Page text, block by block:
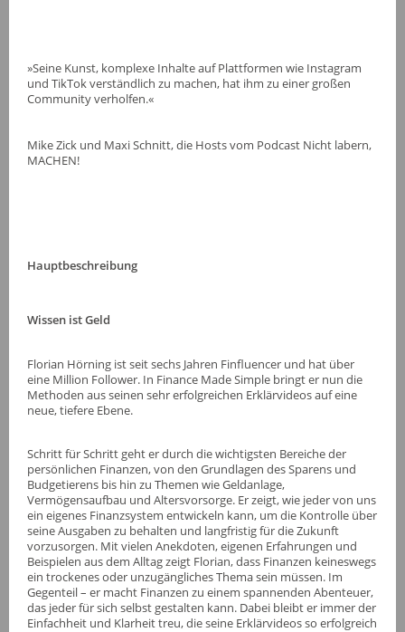
»Seine Kunst, komplexe Inhalte auf Plattformen wie Instagram
und TikTok verständlich zu machen, hat ihm zu einer großen
Community verholfen.«
Mike Zick und Maxi Schnitt, die Hosts vom Podcast Nicht labern,
MACHEN!
Hauptbeschreibung
Wissen ist Geld
Florian Hörning ist seit sechs Jahren Finfluencer und hat über
eine Million Follower. In Finance Made Simple bringt er nun die
Methoden aus seinen sehr erfolgreichen Erklärvideos auf eine
neue, tiefere Ebene.
Schritt für Schritt geht er durch die wichtigsten Bereiche der
persönlichen Finanzen, von den Grundlagen des Sparens und
Budgetierens bis hin zu Themen wie Geldanlage,
Vermögensaufbau und Altersvorsorge. Er zeigt, wie jeder von uns
ein eigenes Finanzsystem entwickeln kann, um die Kontrolle über
seine Ausgaben zu behalten und langfristig für die Zukunft
vorzusorgen. Mit vielen Anekdoten, eigenen Erfahrungen und
Beispielen aus dem Alltag zeigt Florian, dass Finanzen keineswegs
ein trockenes oder unzugängliches Thema sein müssen. Im
Gegenteil – er macht Finanzen zu einem spannenden Abenteuer,
das jeder für sich selbst gestalten kann. Dabei bleibt er immer der
Einfachheit und Klarheit treu, die seine Erklärvideos so erfolgreich